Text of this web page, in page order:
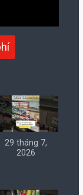
29 tháng 7,
2026